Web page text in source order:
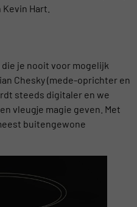
Hart.
die je nooit voor mogelijk
Chesky (mede-oprichter en
steeds digitaler en we
vleugje magie geven. Met
buitengewone